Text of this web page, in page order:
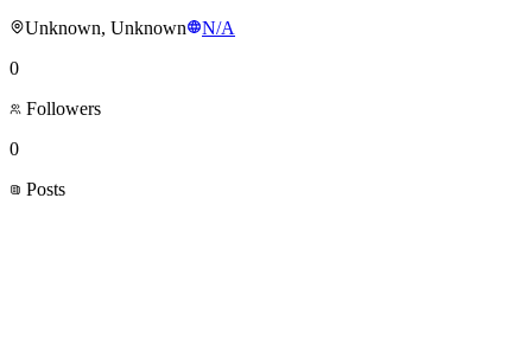
Unknown, Unknown
N/A
0
Followers
0
Posts